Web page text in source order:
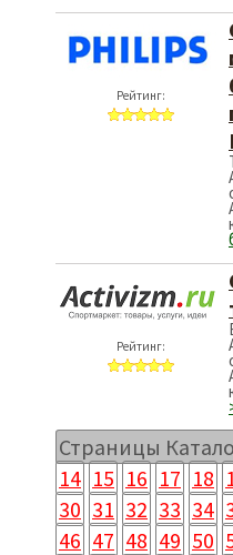
Рейтинг:
Рейтинг:
Страницы
14 15 16 17 18
30 31 32 33 34
46 47 48 49 50